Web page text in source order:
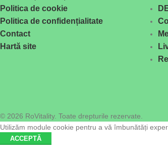
Politica de cookie
Politica de confidențialitate
Contact
Hartă site
© 2026 RoVitality. Toate drepturile rezervate.
Utilizăm module cookie pentru a vă îmbunătăți
ACCEPTĂ